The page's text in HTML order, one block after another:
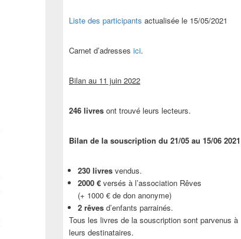
Liste des participants actualisée le 15/05/2021
Carnet d’adresses ici.
Bilan au 11 juin 2022
246 livres ont trouvé leurs lecteurs.
Bilan de la souscription du 21/05 au 15/06 2021
230 livres vendus.
2000 € versés à l’association Rêves
(+ 1000 € de don anonyme)
2 rêves d’enfants parrainés.
Tous les livres de la souscription sont parvenus à
leurs destinataires.